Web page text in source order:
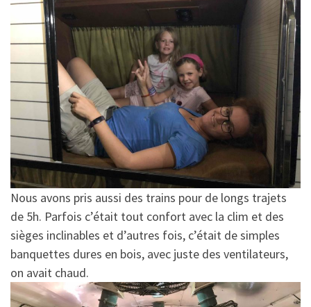
Nous avons pris aussi des trains pour de longs trajets
de 5h. Parfois c’était tout confort avec la clim et des
sièges inclinables et d’autres fois, c’était de simples
banquettes dures en bois, avec juste des ventilateurs,
on avait chaud.